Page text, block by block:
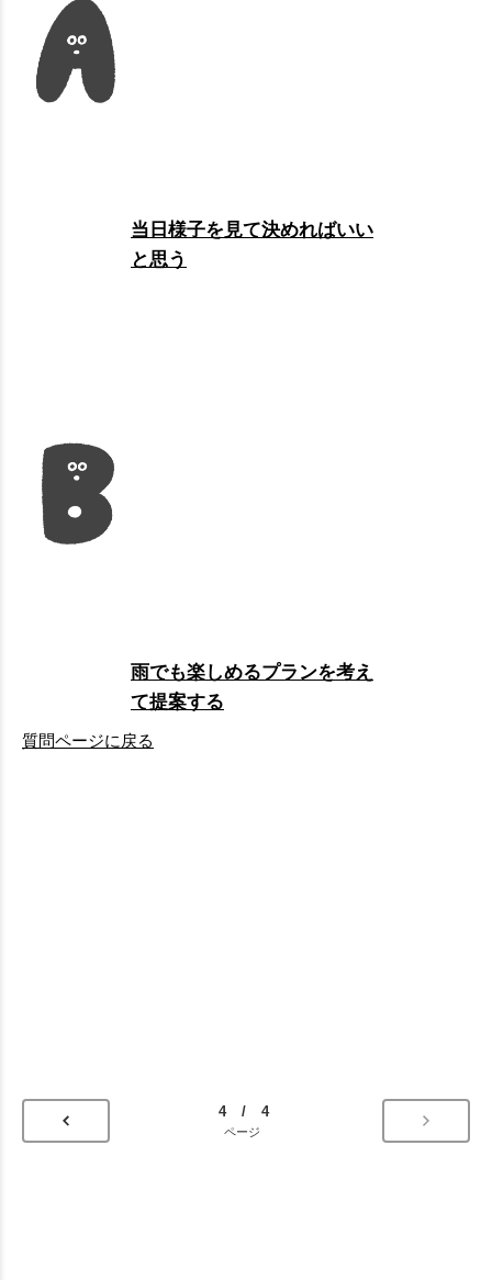
当日様子を見て決めればいい
と思う
雨でも楽しめるプランを考え
て提案する
質問ページに戻る
4 / 4
ページ